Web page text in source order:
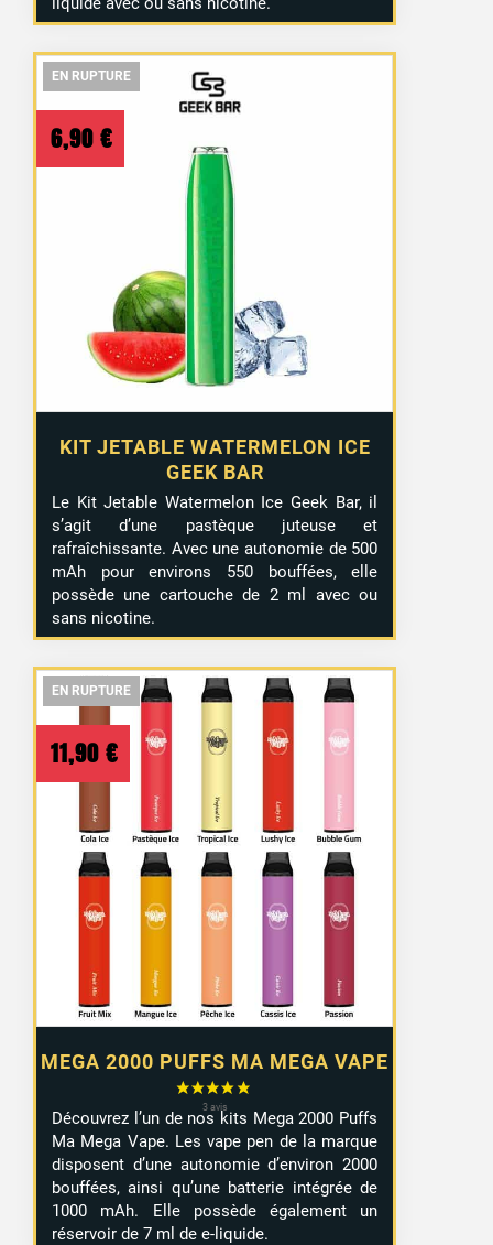
EN RUPTURE
EN RUPTURE
KIT JETABLE WATERMELON ICE
GEEK BAR
6,90 €
Le Kit Jetable Watermelon Ice Geek Bar, il
s’agit d’une pastèque juteuse et
rafraîchissante. Avec une autonomie de 500
mAh pour environs 550 bouffées, elle
possède une cartouche de 2 ml avec ou
sans nicotine.
EN RUPTURE
EN RUPTURE
EN RUPTURE
MEGA 2000 PUFFS MA MEGA VAPE
11,90 €
Découvrez l’un de nos kits Mega 2000 Puffs
Ma Mega Vape. Les vape pen de la marque
disposent d’une autonomie d’environ 2000
bouffées, ainsi qu’une batterie intégrée de
1000 mAh. Elle possède également un
réservoir de 7 ml de e-liquide.
EN RUPTURE